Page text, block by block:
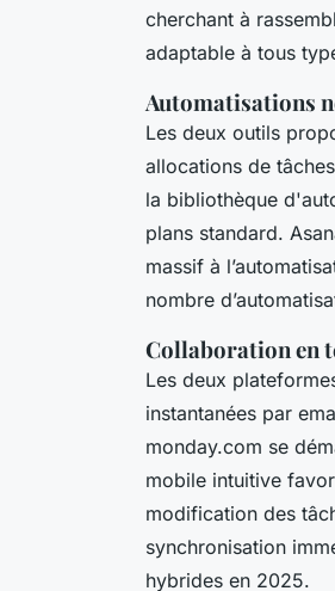
cherchant à
adaptable à tous
Automatisations
Les deux outils
allocations de
la bibliothèque
plans standard.
massif à
nombre
Collaboration en
Les deux
instantanées par
monday.com se
mobile intuitive
modification des
synchronisation
hybrides en 2025.